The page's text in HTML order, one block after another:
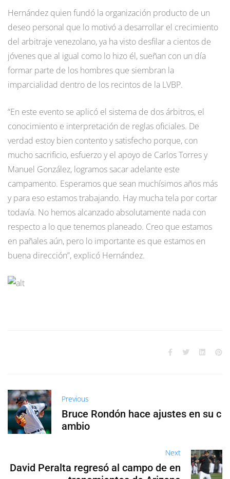
Hernández quien fundó la organización producto de un
deseo personal que lo motivó a desarrollar el crecimiento
del arbitraje venezolano, ya ha visto desfilar a cientos de
jóvenes que al igual como lo hizo él, sueñan con un día
formar parte de los hombres que siembran la
imparcialidad dentro de los recintos de la LVBP.
“En este evento se aplicó el sistema de dos árbitros, el
conocimiento e interpretación de reglas oficiales. De
verdad estoy bien contento y satisfecho porque, con
mucho sacrificio, esfuerzo y el apoyo de Carlos Torres y
Manuel González, logramos sacar adelante este
campamento. Esperamos que sean muchísimos años más
y para eso estamos trabajando. Hay mucha tela por cortar
todavía. No hemos alcanzado absolutamente nada con
respecto a lo que tenemos planeado. Creo que estamos
en pañales aún, pero lo importante es que estamos en
buena dirección”, explicó Hernández.
Previous
Bruce Rondón hace ajustes en su c
ambio
Next
David Peralta regresó al campo de en